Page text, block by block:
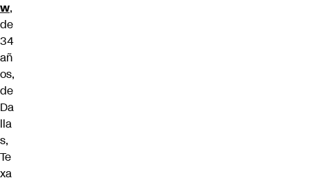
w,
de
34
añ
os,
de
Da
lla
s,
Te
xa